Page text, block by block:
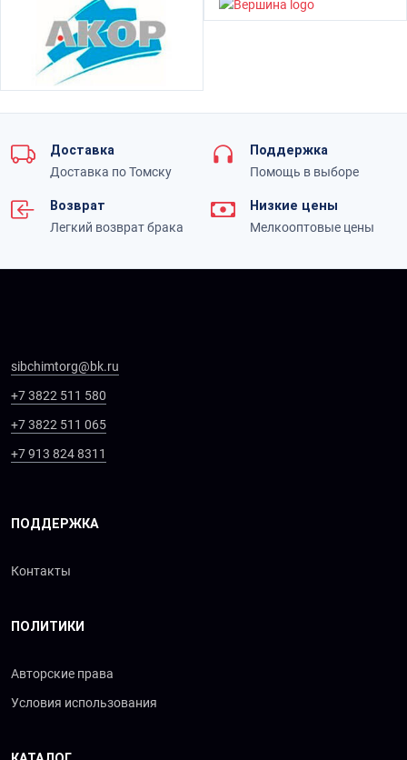
Доставка
Доставка по Томску
Поддержка
Помощь в выборе
Возврат
Легкий возврат брака
Низкие цены
Мелкооптовые цены
sibchimtorg@bk.ru
+7 3822 511 580
+7 3822 511 065
+7 913 824 8311
ПОДДЕРЖКА
Контакты
ПОЛИТИКИ
Авторские права
Условия использования